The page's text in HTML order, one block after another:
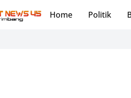
Home Politik